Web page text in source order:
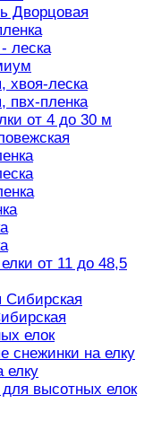
Дворцовая
леска
хвоя-леска
пвх-пленка
от 4 до 30 м
от 11 до 48,5
Сибирская
елок
снежинки на елку
елку
высотных елок